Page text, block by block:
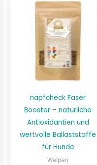
napfcheck Faser
Booster – natürliche
Antioxidantien und
wertvolle Ballaststoffe
für Hunde
Welpen